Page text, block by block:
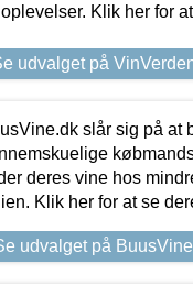
Klik her for
udvalget på
slår sig på at
deres vine hos
Klik her for at se
udvalget på